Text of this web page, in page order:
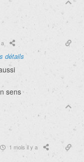
détails
sens
1 mois il y a